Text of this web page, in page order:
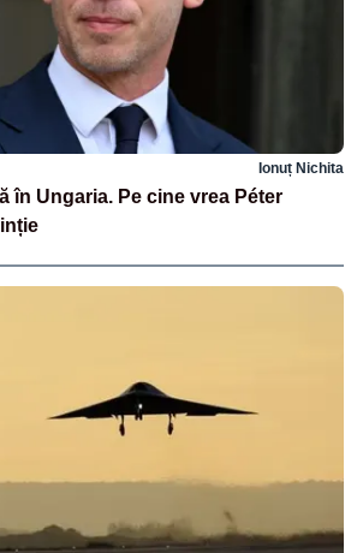
Ionuț Nichita
în Ungaria. Pe cine vrea Péter